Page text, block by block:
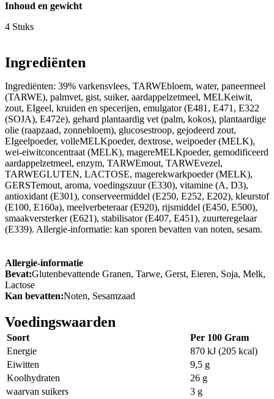
Inhoud en gewicht
4 Stuks
Ingrediënten
Ingrediënten: 39% varkensvlees, TARWEbloem, water, paneermeel
(TARWE), palmvet, gist, suiker, aardappelzetmeel, MELKeiwit,
zout, EIgeel, kruiden en specerijen, emulgator (E481, E471, E322
(SOJA), E472e), gehard plantaardig vet (palm, kokos), plantaardige
olie (raapzaad, zonnebloem), glucosestroop, gejodeerd zout,
EIgeelpoeder, volleMELKpoeder, dextrose, weipoeder (MELK),
wei-eiwitconcentraat (MELK), magereMELKpoeder, gemodificeerd
aardappelzetmeel, enzym, TARWEmout, TARWEvezel,
TARWEGLUTEN, LACTOSE, magerekwarkpoeder (MELK),
GERSTemout, aroma, voedingszuur (E330), vitamine (A, D3),
antioxidant (E301), conserveermiddel (E250, E252, E202), kleurstof
(E100, E160a), meelverbeteraar (E920), rijsmiddel (E450, E500),
smaakversterker (E621), stabilisator (E407, E451), zuurteregelaar
(E339). Allergie-informatie: kan sporen bevatten van noten, sesam.
Allergie-informatie
Bevat:Glutenbevattende Granen, Tarwe, Gerst, Eieren, Soja, Melk,
Lactose
Kan bevatten:Noten, Sesamzaad
Voedingswaarden
Soort
Per 100 Gram
Energie
870 kJ (205 kcal)
Eiwitten
9,5 g
Koolhydraten
26 g
waarvan suikers
3 g